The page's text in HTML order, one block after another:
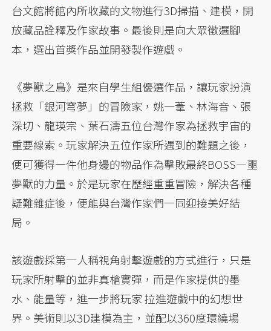
台文館將館內所收藏的文物進行3D掃描、建模，開
放藏品詮釋及作家故事。最後則是向大眾徵選腳
本，選出首獎作品並開發製作遊戲。
《夢獸之島》是來自學生組優選作品，讓玩家扮演
拯救「銀河穹夢」的冒險家，姚一葦、林海音、張
深切、龍瑛宗、葉石濤五位台灣作家為拯救宇宙的
重要線索。玩家解決五位作家所遇到的難題之後，
便可獲得一件他身邊的物品作為擊敗最終BOSS—噩
夢獸的力量。於是玩家在歷經重重冒險，解決各種
疑難雜症後，便能與台灣作家們一同迎接美好結
局。
該遊戲採第一人稱視角射擊遊戲的方式進行，只是
玩家所射擊的並非真槍實彈，而是作家提供的墨
水、能量等，進一步將玩家 拉進遊戲中的幻想世
界。美術則以3D建模為主，並配以360度環繞場